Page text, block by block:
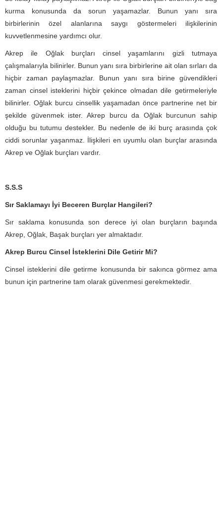
kurma konusunda da sorun yaşamazlar. Bunun yanı sıra
birbirlerinin özel alanlarına saygı göstermeleri ilişkilerinin
kuvvetlenmesine yardımcı olur.
Akrep ile Oğlak burçları cinsel yaşamlarını gizli tutmaya
çalışmalarıyla bilinirler. Bunun yanı sıra birbirlerine ait olan sırları da
hiçbir zaman paylaşmazlar. Bunun yanı sıra birine güvendikleri
zaman cinsel isteklerini hiçbir çekince olmadan dile getirmeleriyle
bilinirler. Oğlak burcu cinsellik yaşamadan önce partnerine net bir
şekilde güvenmek ister. Akrep burcu da Oğlak burcunun sahip
olduğu bu tutumu destekler. Bu nedenle de iki burç arasında çok
ciddi sorunlar yaşanmaz. İlişkileri en uyumlu olan burçlar arasında
Akrep ve Oğlak burçları vardır.
S.S.S
Sır Saklamayı İyi Beceren Burçlar Hangileri?
Sır saklama konusunda son derece iyi olan burçların başında
Akrep, Oğlak, Başak burçları yer almaktadır.
Akrep Burcu Cinsel İsteklerini Dile Getirir Mi?
Cinsel isteklerini dile getirme konusunda bir sakınca görmez ama
bunun için partnerine tam olarak güvenmesi gerekmektedir.